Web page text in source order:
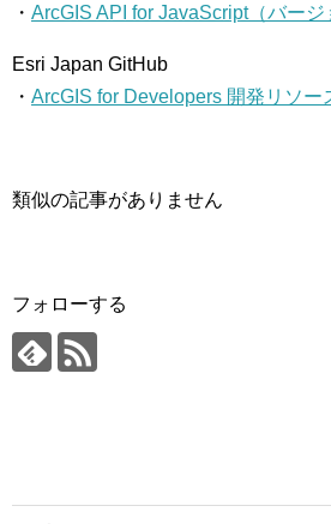
・ ArcGIS API for JavaScript（バージ
Esri Japan GitHub
・ ArcGIS for Developers 開発リソー
類似の記事がありません
フォローする